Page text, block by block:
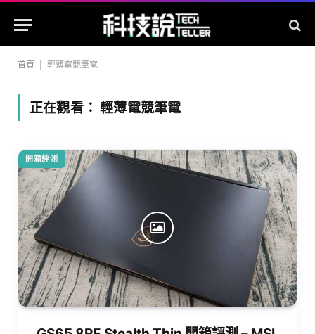
首頁 輕薄電競筆電
正在觀看：輕薄電競筆電
開箱評測